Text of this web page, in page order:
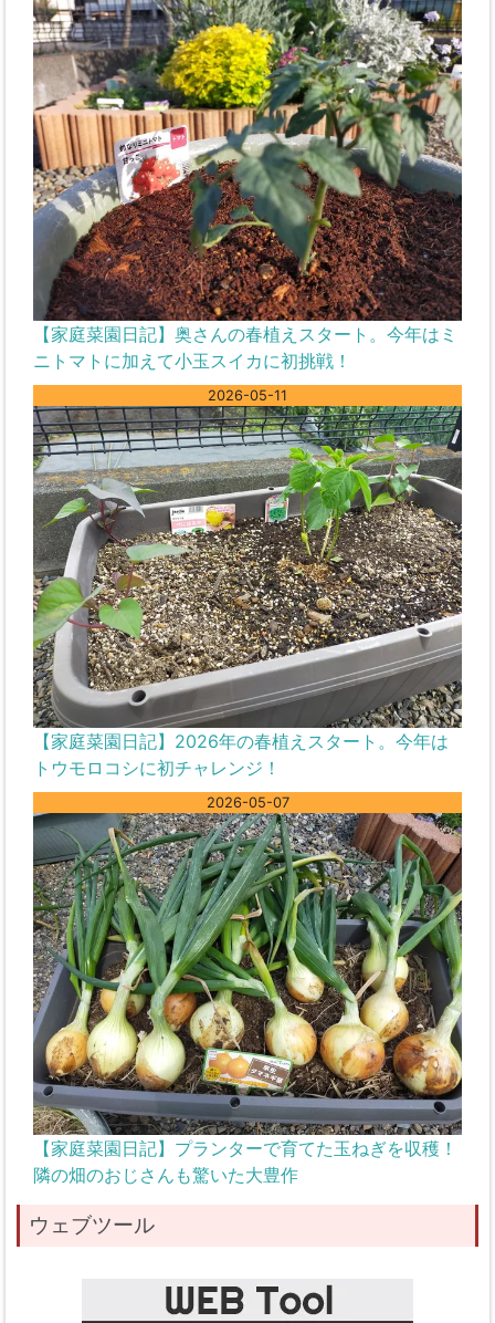
【家庭菜園日記】奥さんの春植えスタート。今年はミ
ニトマトに加えて小玉スイカに初挑戦！
2026-05-11
【家庭菜園日記】2026年の春植えスタート。今年は
トウモロコシに初チャレンジ！
2026-05-07
【家庭菜園日記】プランターで育てた玉ねぎを収穫！
隣の畑のおじさんも驚いた大豊作
ウェブツール